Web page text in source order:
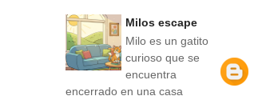
Milos escape
Milo es un gatito
curioso que se
encuentra
encerrado en una casa